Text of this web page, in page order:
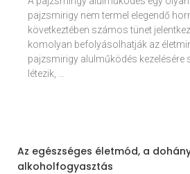
pajzsmirigy nem termel elegendő
következtében számos tünet
komolyan befolyásolhatják az
pajzsmirigy alulműködés
létezik, …
Az egészséges életmód, a
alkoholfogyasztás